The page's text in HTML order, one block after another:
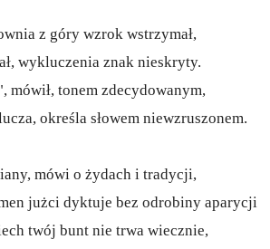
z góry wzrok wstrzymał,
wykluczenia znak nieskryty.
mówił, tonem zdecydowanym,
określa słowem niewzruszonem.
mówi o żydach i tradycji,
jużci dyktuje bez odrobiny aparycji
twój bunt nie trwa wiecznie,